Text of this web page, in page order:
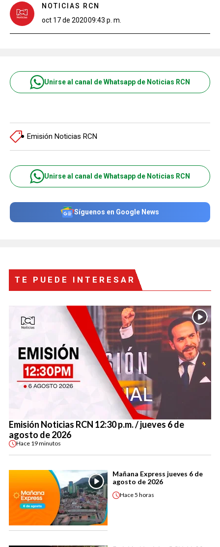
NOTICIAS RCN
oct 17 de 202009:43 p. m.
Unirse al canal de Whatsapp de Noticias RCN
Emisión Noticias RCN
Unirse al canal de Whatsapp de Noticias RCN
Síguenos en Google News
TE PUEDE INTERESAR
Emisión Noticias RCN 12:30 p.m. / jueves 6 de
agosto de 2026
Hace 19 minutos
Mañana Express jueves 6 de
agosto de 2026
Hace5 horas